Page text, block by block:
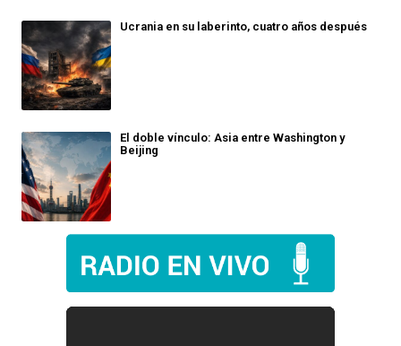
Ucrania en su laberinto, cuatro años después
El doble vínculo: Asia entre Washington y
Beijing